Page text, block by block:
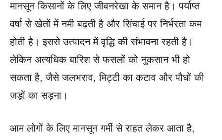
मानसून किसानों के लिए जीवनरेखा के समान है। पर्याप्त
वर्षा से खेतों में नमी बढ़ती है और सिंचाई पर निर्भरता कम
होती है। इससे उत्पादन में वृद्धि की संभावना रहती है।
लेकिन अत्यधिक बारिश से फसलों को नुकसान भी हो
सकता है, जैसे जलभराव, मिट्टी का कटाव और पौधों की
जड़ों का सड़ना।
आम लोगों के लिए मानसून गर्मी से राहत लेकर आता है,